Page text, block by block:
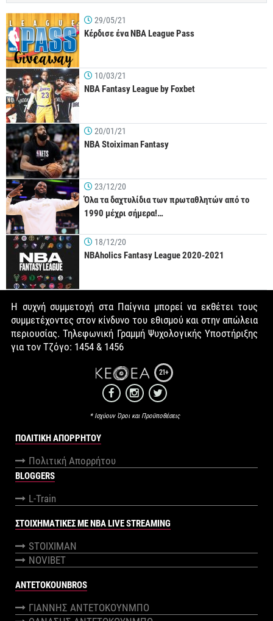
29/05/21
Κέρδισε ένα NBA League Pass
10/03/21
NBA Fantasy League by Foxbet
20/01/21
NBA Stoiximan Fantasy
23/12/20
Όλα τα δαχτυλίδια των πρωταθλητών από το
1990 μέχρι σήμερα!…
18/12/20
NBAholics Fantasy League 2020-2021
Η συχνή συμμετοχή στα Παίγνια μπορεί να εκθέτει τους
συμμετέχοντες στον κίνδυνο του εθισμού και στην απώλεια
περιουσίας. Τηλεφωνική Γραμμή Ψυχολογικής Υποστήριξης
για τον Τζόγο: 1454 & 1456
21+
* Ισχύουν Όροι και Προϋποθέσεις
ΠΟΛΙΤΙΚΉ ΑΠΟΡΡΉΤΟΥ
Πολιτική Απορρήτου
BLOGGERS
L-Train
ΣΤΟΙΧΗΜΑΤΙΚΕΣ ΜΕ NBA LIVE STREAMING
STOIXIMAN
NOVIBET
ANTETOKOUNBROS
ΓΙΑΝΝΗΣ ΑΝΤΕΤΟΚΟΥΝΜΠΟ